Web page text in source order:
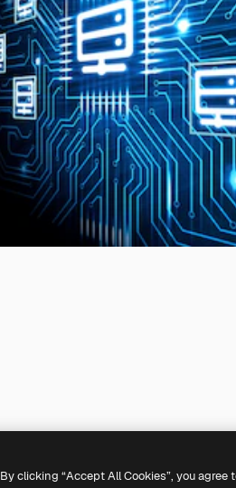
By clicking “Accept All Cookies”, you